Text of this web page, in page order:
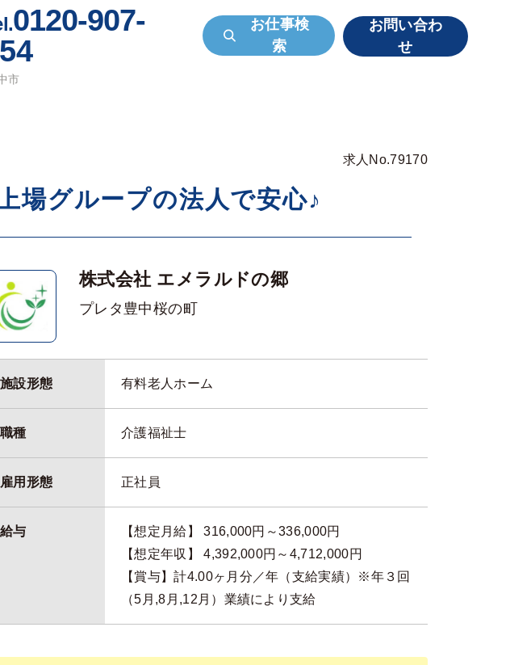
0120-907-
お仕事検
索
お問い合わ
せ
市
求人No.79170
場グループの法人で安心♪
株式会社 エメラルドの郷
プレタ豊中桜の町
施設形態 有料老人ホーム
職種 介護福祉士
雇用形態 正社員
給与
【想定月給】 316,000円～336,000円
【想定年収】 4,392,000円～4,712,000円
【賞与】計4.00ヶ月分／年（支給実績）※年３回
（5月,8月,12月）業績により支給